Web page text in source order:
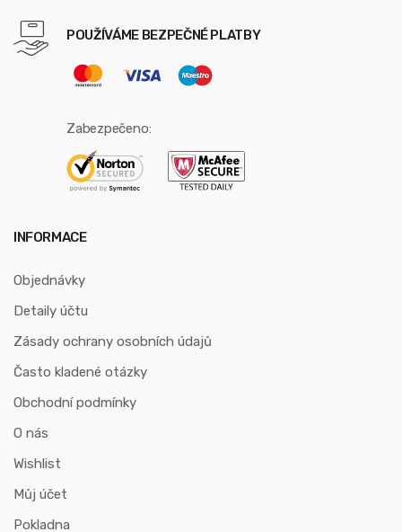
POUŽÍVÁME BEZPEČNÉ PLATBY
Zabezpečeno:
INFORMACE
Objednávky
Detaily účtu
Zásady ochrany osobních údajů
Často kladené otázky
Obchodní podmínky
O nás
Wishlist
Můj účet
Pokladna